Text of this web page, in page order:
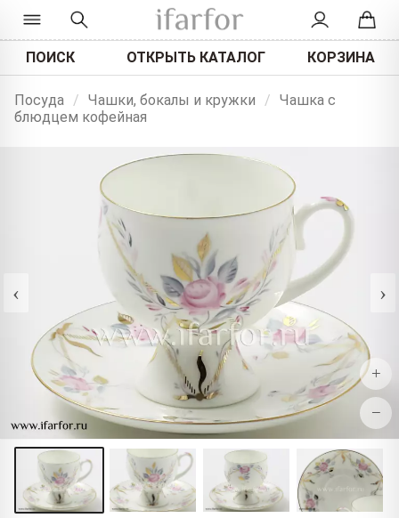
ПОИСК ОТКРЫТЬ КАТАЛОГ КОРЗИНА
Посуда / Чашки, бокалы и кружки / Чашка с
блюдцем кофейная
‹ ›
+
−